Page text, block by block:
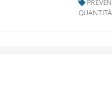
QUANTITÀ